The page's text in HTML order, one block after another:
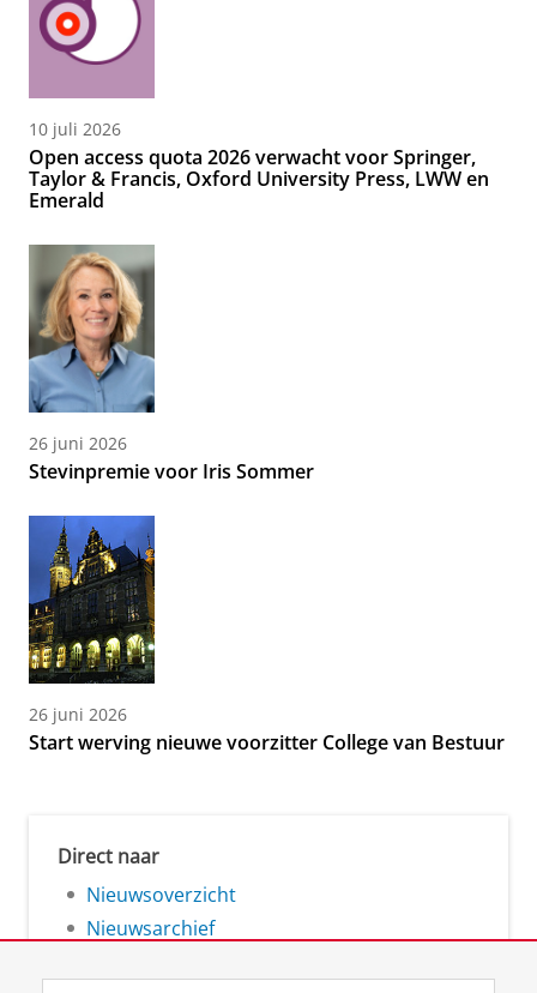
10 juli 2026
Open access quota 2026 verwacht voor Springer,
Taylor & Francis, Oxford University Press, LWW en
Emerald
26 juni 2026
Stevinpremie voor Iris Sommer
26 juni 2026
Start werving nieuwe voorzitter College van Bestuur
Direct naar
Nieuwsoverzicht
Nieuwsarchief